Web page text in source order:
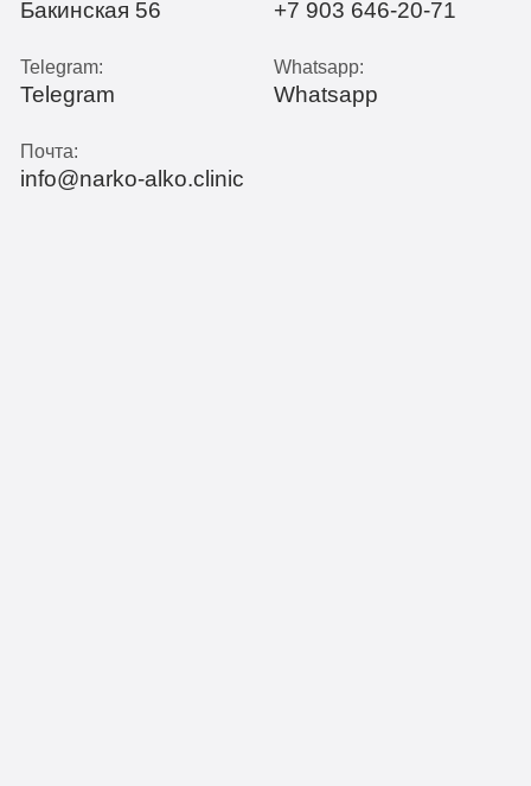
Бакинская 56 +7 903 646-20-71
Telegram:
Telegram
Whatsapp:
Whatsapp
Почта:
info@narko-alko.clinic